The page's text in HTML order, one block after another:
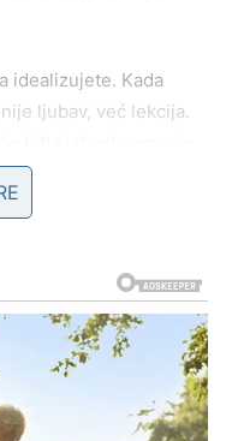
idealizujete. Kada
ljubav, već lekcija.
Više ne
spašeni.
snažnije,